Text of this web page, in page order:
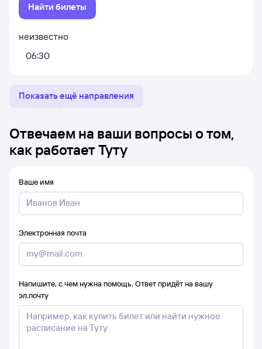
Найти билеты
неизвестно
06:30
Показать ещё направления
Отвечаем на ваши вопросы о том,
как работает Туту
Ваше имя
Электронная почта
Напишите, с чем нужна помощь. Ответ придёт на вашу
эл.почту